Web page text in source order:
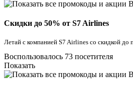
Скидки до 50% от S7 Airlines
Летай с компанией S7 Airlines со скидкой
Воспользовалось 73 посетителя
Показать